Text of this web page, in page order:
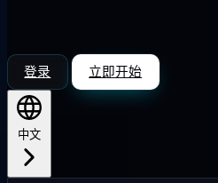
登录 立即开始
中文